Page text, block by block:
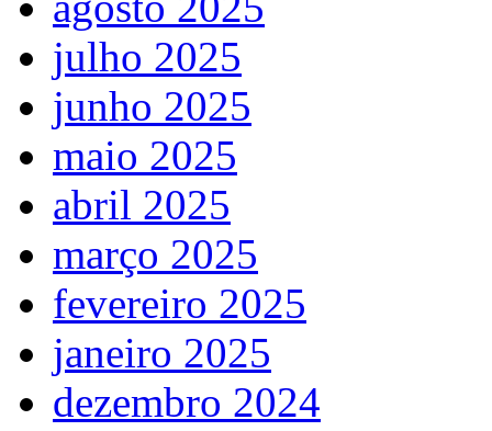
julho 2025
junho 2025
maio 2025
abril 2025
março 2025
fevereiro 2025
janeiro 2025
dezembro 2024